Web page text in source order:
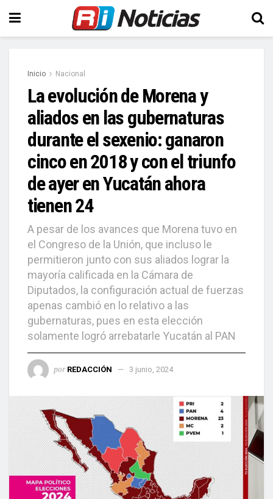
Inicio Nacional
La evolución de Morena y
aliados en las gubernaturas
durante el sexenio: ganaron
cinco en 2018 y con el triunfo
de ayer en Yucatán ahora
tienen 24
A pesar de los avances que Morena tuvo en
el Congreso de la Unión, que incluso le
permitieron junto con sus aliados lograr la
mayoría calificada en la Cámara de
Diputados, la configuración actual de fuerzas
apenas cambió en lo relativo a las
gubernaturas, pues en esta elección
solamente logró arrebatarle Yucatán al PAN
por REDACCIÓN 3 junio, 2024